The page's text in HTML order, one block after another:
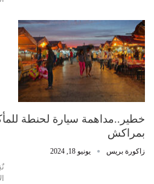
خطير..مداهمة سيارة لحنطة
بمراكش
زاكورة بريس يونيو 18, 2024